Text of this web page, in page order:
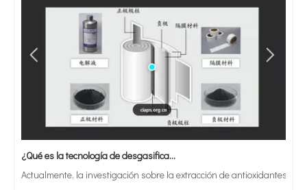
¿Qué es la tecnología de desgasificación de lodos de baterías ultrasónicas?
Actualmente, la investigación sobre la extracción de antioxidantes y